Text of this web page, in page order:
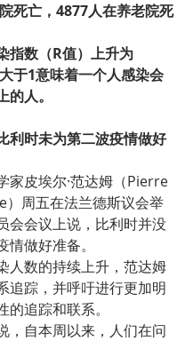
死亡，4877人在养老院死
指数（R值）上升为
于1意味着一个人感染会
人。
利时未为第二波疫情做好
家皮埃尔·范达姆（Pierre
周五在法兰德斯议会举
会会议上说，比利时并没
做好准备。
人数的持续上升，范达姆
追踪，并呼吁进行更加明
的追踪和联系。
，自本周以来，人们在问